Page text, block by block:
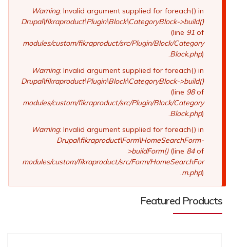
Warning: Invalid argument supplied for foreach() in
Drupal\fikraproduct\Plugin\Block\CategoryBlock->build()
(line91of
modules/custom/fikraproduct/src/Plugin/Block/Category
Block.php
Warning: Invalid argument supplied for foreach() in
Drupal\fikraproduct\Plugin\Block\CategoryBlock->build()
(line98of
modules/custom/fikraproduct/src/Plugin/Block/Category
Block.php
Warning: Invalid argument supplied for foreach() in
Drupal\fikraproduct\Form\HomeSearchForm-
>buildForm()(line84of
modules/custom/fikraproduct/src/Form/HomeSearchFor
m.php
Featured Products